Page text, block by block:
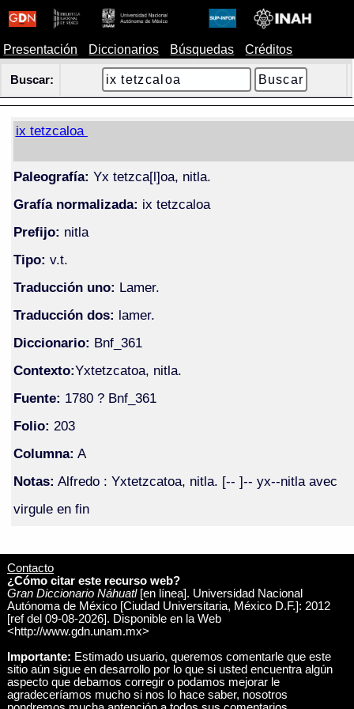
Presentación Diccionarios Búsquedas Créditos
Buscar:
ix tetzcaloa
Paleografía: Yx tetzca[l]oa, nitla.
Grafía normalizada: ix tetzcaloa
Prefijo: nitla
Tipo: v.t.
Traducción uno: Lamer.
Traducción dos: lamer.
Diccionario: Bnf_361
Contexto:Yxtetzcatoa, nitla.
Fuente: 1780 ? Bnf_361
Folio: 203
Columna: A
Notas: Alfredo : Yxtetzcatoa, nitla. [-- ]-- yx--nitla avec
virgule en fin
Contacto
¿Cómo citar este recurso web?
Gran Diccionario Náhuatl[en línea]. Universidad Nacional
Autónoma de México [Ciudad Universitaria, México D.F.]: 2012
[ref del 09-08-2026]. Disponible en la Web
<http://www.gdn.unam.mx>
Importante: Estimado usuario, queremos comentarle que este
sitio aún sigue en desarrollo por lo que si usted encuentra algún
aspecto que debamos corregir o podamos mejorar le
agradeceríamos mucho si nos lo hace saber, nosotros